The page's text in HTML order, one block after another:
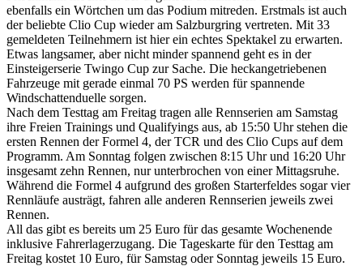
ebenfalls ein Wörtchen um das Podium mitreden. Erstmals ist auch
der beliebte Clio Cup wieder am Salzburgring vertreten. Mit 33
gemeldeten Teilnehmern ist hier ein echtes Spektakel zu erwarten.
Etwas langsamer, aber nicht minder spannend geht es in der
Einsteigerserie Twingo Cup zur Sache. Die heckangetriebenen
Fahrzeuge mit gerade einmal 70 PS werden für spannende
Windschattenduelle sorgen.
Nach dem Testtag am Freitag tragen alle Rennserien am Samstag
ihre Freien Trainings und Qualifyings aus, ab 15:50 Uhr stehen die
ersten Rennen der Formel 4, der TCR und des Clio Cups auf dem
Programm. Am Sonntag folgen zwischen 8:15 Uhr und 16:20 Uhr
insgesamt zehn Rennen, nur unterbrochen von einer Mittagsruhe.
Während die Formel 4 aufgrund des großen Starterfeldes sogar vier
Rennläufe austrägt, fahren alle anderen Rennserien jeweils zwei
Rennen.
All das gibt es bereits um 25 Euro für das gesamte Wochenende
inklusive Fahrerlagerzugang. Die Tageskarte für den Testtag am
Freitag kostet 10 Euro, für Samstag oder Sonntag jeweils 15 Euro.